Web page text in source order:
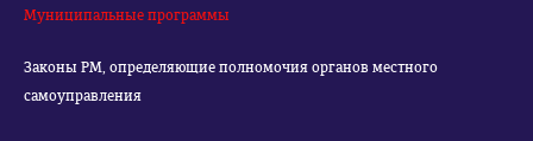
Муниципальные программы
Законы РМ, определяющие полномочия органов местного
самоуправления